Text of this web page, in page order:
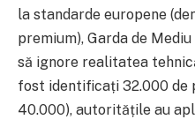
la standarde europene
premium), Garda de
să ignore realitatea
fost identificați 32.000 de
40.000), autoritățile au